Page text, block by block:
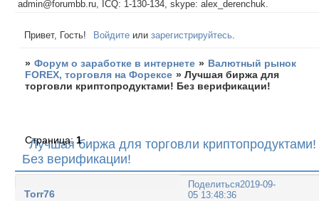
admin@forumbb.ru, ICQ: 1-130-134, skype: alex_derenchuk.
Привет, Гость! Войдите илизарегистрируйтесь
» Форум о заработке в интернете » Валютный рынок
FOREX, торговля на Форексе »Лучшая биржа для
торговли криптопродуктами! Без верификации!
Лучшая биржа для торговли криптопродуктами!
Без верификации!
Страница: 1
Поделиться2019-09-
05 13:48:36
Torr76